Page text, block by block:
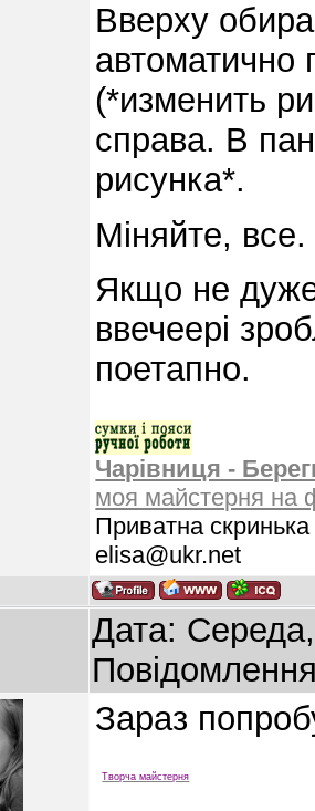
Вверху
автоматично
(*изменить
справа. В
рисунка*.
Міняйте, все.
Якщо не дуже
ввечеері
поетапно.
Чарівниця -
моя майстерня на
Приватна
elisa@ukr.net
Дата:
Зараз
Творча майстерня